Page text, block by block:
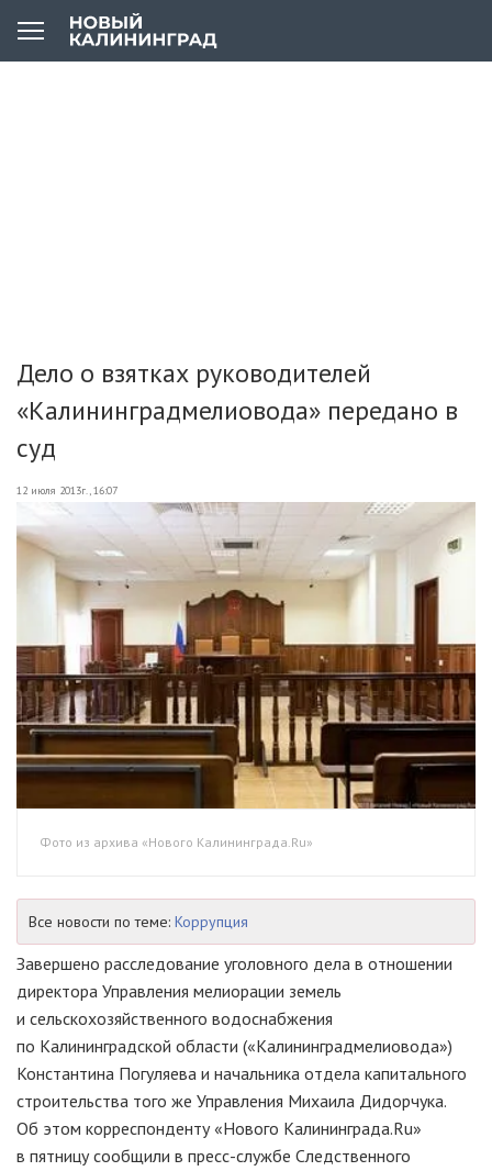
Дело о взятках руководителей
«Калининградмелиовода» передано в
суд
12 июля 2013г., 16:07
Фото из архива «Нового Калининграда.Ru»
Все новости по теме: Коррупция
Завершено расследование уголовного дела в отношении
директора Управления мелиорации земель
и сельскохозяйственного водоснабжения
по Калининградской области («Калининградмелиовода»)
Константина Погуляева и начальника отдела капитального
строительства того же Управления Михаила Дидорчука.
Об этом корреспонденту «Нового Калининграда.Ru»
в пятницу сообщили в пресс-службе Следственного